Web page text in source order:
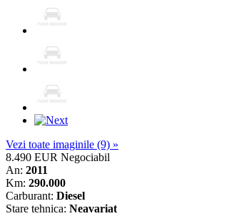
Vezi toate imaginile (9) »
8.490 EUR Negociabil
An: 2011
Km: 290.000
Carburant: Diesel
Stare tehnica: Neavariat